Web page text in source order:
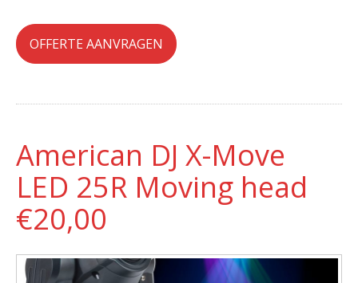
OFFERTE AANVRAGEN
American DJ X-Move
LED 25R Moving head
€20,00